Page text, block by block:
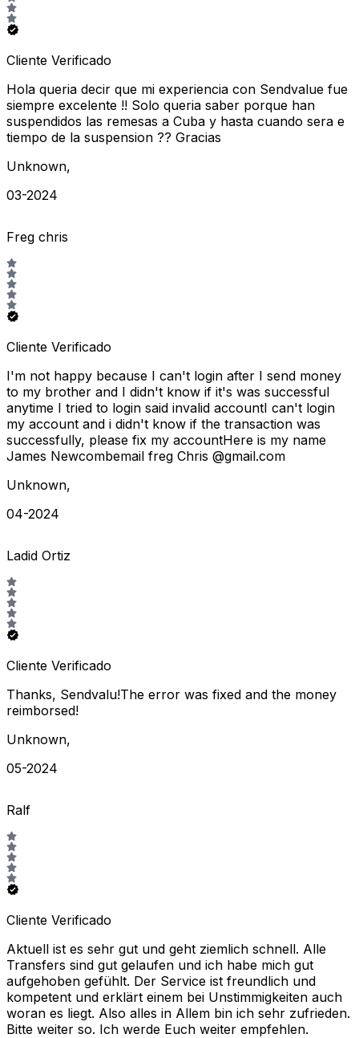
Cliente Verificado
Hola queria decir que mi experiencia con Sendvalue fue
siempre excelente !! Solo queria saber porque han
suspendidos las remesas a Cuba y hasta cuando sera e
tiempo de la suspension ?? Gracias
Unknown,
03-2024
Freg chris
Cliente Verificado
I'm not happy because I can't login after I send money
to my brother and I didn't know if it's was successful
anytime I tried to login said invalid accountI can't login
my account and i didn't know if the transaction was
successfully, please fix my accountHere is my name
James Newcombemail freg Chris @gmail.com
Unknown,
04-2024
Ladid Ortiz
Cliente Verificado
Thanks, Sendvalu!The error was fixed and the money
reimborsed!
Unknown,
05-2024
Ralf
Cliente Verificado
Aktuell ist es sehr gut und geht ziemlich schnell. Alle
Transfers sind gut gelaufen und ich habe mich gut
aufgehoben gefühlt. Der Service ist freundlich und
kompetent und erklärt einem bei Unstimmigkeiten auch
woran es liegt. Also alles in Allem bin ich sehr zufrieden.
Bitte weiter so. Ich werde Euch weiter empfehlen.